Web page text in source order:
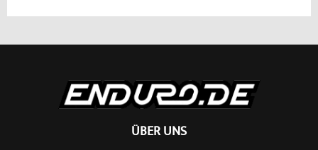
ÜBER UNS